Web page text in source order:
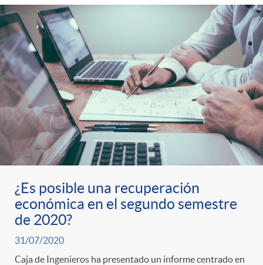
r
o
C
a
t
e
g
i
d
o
s
¿Es posible una recuperación
económica en el segundo semestre
de 2020?
31/07/2020
Caja de Ingenieros ha presentado un informe centrado en